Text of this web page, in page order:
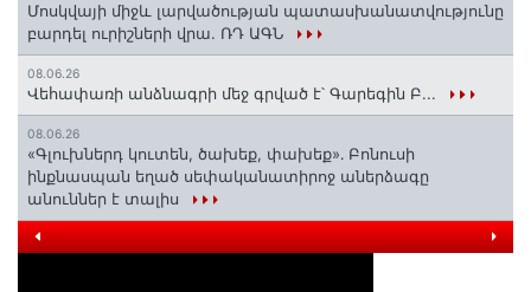
Մոսկվայի միջև լարվածության պատասխանատվությունը
բարդել ուրիշների վրա. ՌԴ ԱԳՆ
08.06.26
Վեհափառի անձնագրի մեջ գրված է՝ Գարեգին Բ...
08.06.26
«Գլուխներդ կուտեն, ծախեք, փախեք»․ Բոնուսի
ինքնասպան եղած սեփականատիրոջ աներձագը
անուններ է տալիս